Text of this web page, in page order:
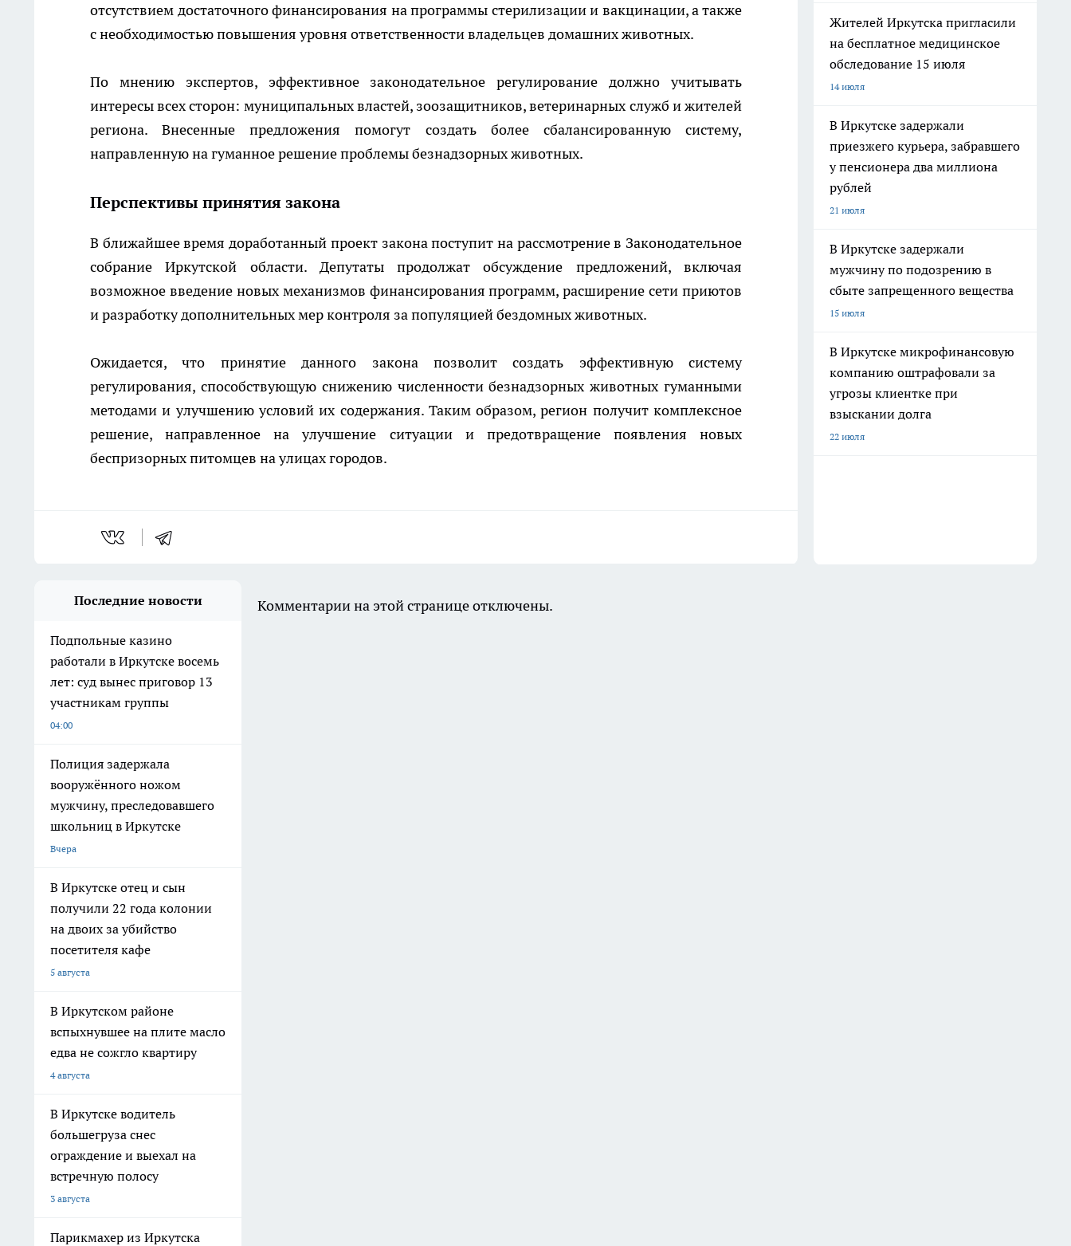
отсутствием достаточного финансирования на программы стерилизации и вакцинации, а также
с необходимостью повышения уровня ответственности владельцев домашних животных.
По мнению экспертов, эффективное законодательное регулирование должно учитывать
интересы всех сторон: муниципальных властей, зоозащитников, ветеринарных служб и жителей
региона. Внесенные предложения помогут создать более сбалансированную систему,
направленную на гуманное решение проблемы безнадзорных животных.
Перспективы принятия закона
В ближайшее время доработанный проект закона поступит на рассмотрение в Законодательное
собрание Иркутской области. Депутаты продолжат обсуждение предложений, включая
возможное введение новых механизмов финансирования программ, расширение сети приютов
и разработку дополнительных мер контроля за популяцией бездомных животных.
Ожидается, что принятие данного закона позволит создать эффективную систему
регулирования, способствующую снижению численности безнадзорных животных гуманными
методами и улучшению условий их содержания. Таким образом, регион получит комплексное
решение, направленное на улучшение ситуации и предотвращение появления новых
беспризорных питомцев на улицах городов.
Жителей Иркутска пригласили
на бесплатное медицинское
обследование 15 июля
14 июля
В Иркутске задержали
приезжего курьера, забравшего
у пенсионера два миллиона
рублей
21 июля
В Иркутске задержали
мужчину по подозрению в
сбыте запрещенного вещества
15 июля
В Иркутске микрофинансовую
компанию оштрафовали за
угрозы клиентке при
взыскании долга
22 июля
Последние новости
Подпольные казино
работали в Иркутске восемь
лет: суд вынес приговор 13
участникам группы
04:00
Полиция задержала
вооружённого ножом
мужчину, преследовавшего
школьниц в Иркутске
Вчера
В Иркутске отец и сын
получили 22 года колонии
на двоих за убийство
посетителя кафе
5 августа
В Иркутском районе
вспыхнувшее на плите масло
едва не сожгло квартиру
4 августа
В Иркутске водитель
большегруза снес
ограждение и выехал на
встречную полосу
3 августа
Парикмахер из Иркутска
Комментарии на этой странице отключены.